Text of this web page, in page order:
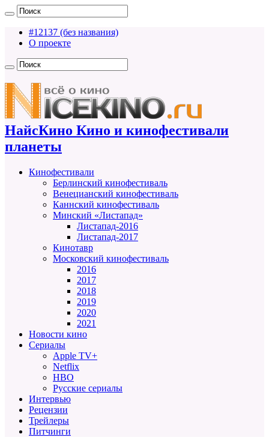
#12137 (без названия)
О проекте
НайсКино Кино и кинофестивали
планеты
Кинофестивали
Берлинский кинофестиваль
Венецианский кинофестиваль
Каннский кинофестиваль
Минский «Листапад»
Листапад-2016
Листапад-2017
Кинотавр
Московский кинофестиваль
2016
2017
2018
2019
2020
2021
Новости кино
Сериалы
Apple TV+
Netflix
HBO
Русские сериалы
Интервью
Рецензии
Трейлеры
Питчинги